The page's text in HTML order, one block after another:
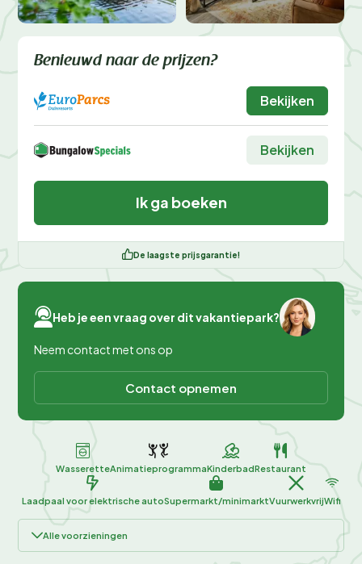
Benieuwd naar de prijzen?
Bekijken
Bekijken
Ik ga boeken
De laagste prijsgarantie!
Heb je een vraag over dit vakantiepark?
Neem contact met ons op
Contact opnemen
WasseretteAnimatieprogrammaKinderbadRestaurant
Laadpaal voor elektrische autoSupermarkt/minimarktVuurwerkvrijWifi
Alle voorzieningen